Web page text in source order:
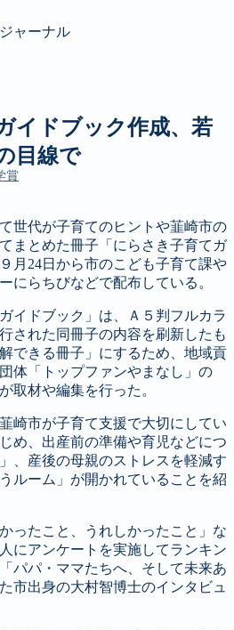
ャーナル
賞
学賞
イドブック作成、若
目線で
世代が子育てのヒントや韮崎市の
まとめた冊子「にらさき子育てガ
月24日から市のこども子育て課や
にらちびなどで配布している。
イドブック」は、Ａ５判フルカラ
された同冊子の内容を刷新したも
できる冊子」にするため、地域貢
体「トップファンやまなし」の
取材や編集を行った。
崎市が子育て支援で大切にしてい
め、出産前の準備や育児などにつ
、産後の母親のストレスを軽減す
ルーム」が開かれていることを紹
ったこと、うれしかったこと」な
にアンケートを実施してランキン
パパ・ママたちへ、そして未来あ
市出身の大村智博士のインタビュ